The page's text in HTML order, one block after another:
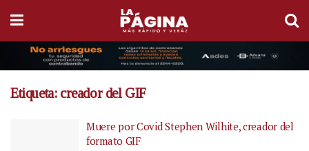
Etiqueta: creador del GIF
Muere por Covid Stephen Wilhite, creador del
formato GIF